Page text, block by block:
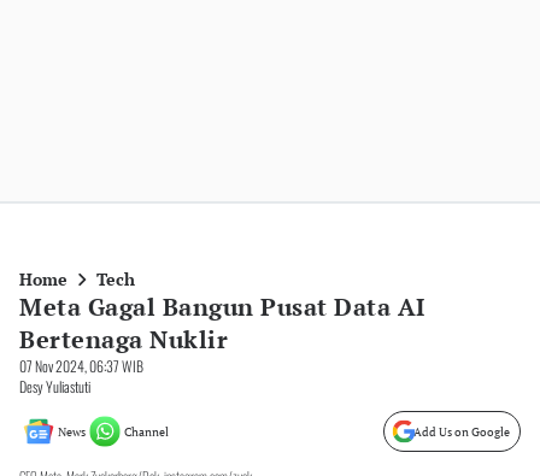
Home Tech
Meta Gagal Bangun Pusat Data AI
Bertenaga Nuklir
07 Nov 2024, 06:37 WIB
Desy Yuliastuti
News Channel Add Us on Google